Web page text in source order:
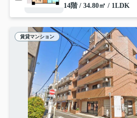
14階 / 34.80㎡ / 1LDK
賃貸マンション